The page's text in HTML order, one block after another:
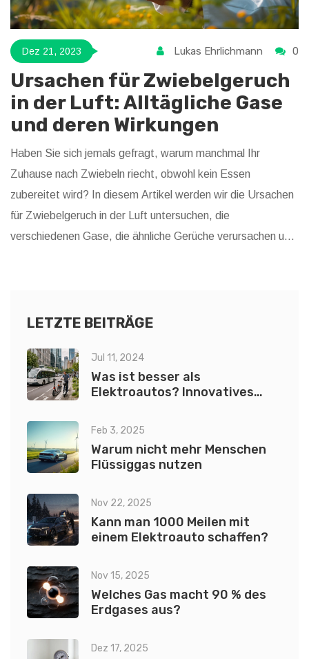
Dez 21, 2023 Lukas Ehrlichmann 0
Ursachen für Zwiebelgeruch
in der Luft: Alltägliche Gase
und deren Wirkungen
Haben Sie sich jemals gefragt, warum manchmal Ihr
Zuhause nach Zwiebeln riecht, obwohl kein Essen
zubereitet wird? In diesem Artikel werden wir die Ursachen
für Zwiebelgeruch in der Luft untersuchen, die
verschiedenen Gase, die ähnliche Gerüche verursachen und
Geruch und dessen Einfluss auf unser Wohlbefinden
LETZTE BEITRÄGE
Jul 11, 2024
Was ist besser als
Elektroautos? Innovatives
nachhaltige Zukunft
Feb 3, 2025
Warum nicht mehr Menschen
Flüssiggas nutzen
Nov 22, 2025
Kann man 1000 Meilen mit
einem Elektroauto schaffen?
Nov 15, 2025
Welches Gas macht 90 % des
Erdgases aus?
Dez 17, 2025